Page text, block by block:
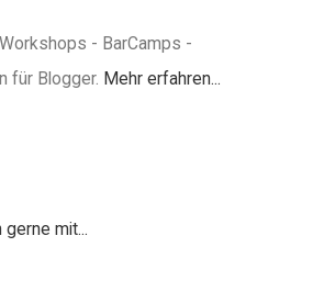
- BarCamps -
für Blogger. Mehr erfahren...
mit...